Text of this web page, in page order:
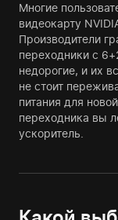
Многие
видеокарту
Производители
переходники с
недорогие, и их
не стоит
питания для
переходника вы
ускоритель.